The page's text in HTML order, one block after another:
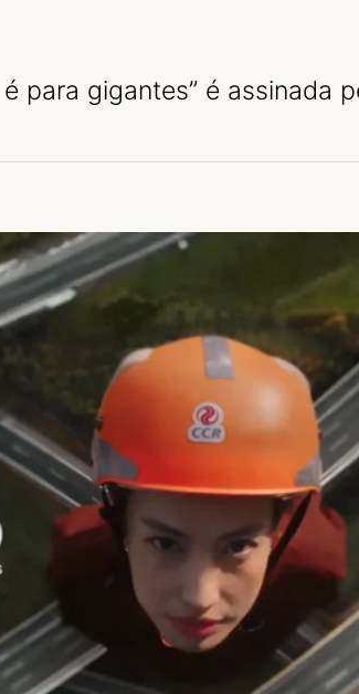
para gigantes” é assinada